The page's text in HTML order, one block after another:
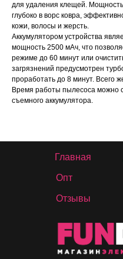
для удаления клещей. Мощность
глубоко в ворс ковра,
кожи, волосы и жерсть.
Аккумулятором устройства
мощность 2500 мАч, что
режиме до 60 минут или
загрязнений предусмотрен
проработать до 8 минут. Всего
Время работы пылесоса можно
съемного аккумулятора.
Главная
Опт
Отзывы